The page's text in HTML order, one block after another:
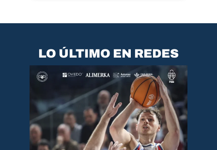
LO ÚLTIMO EN REDES